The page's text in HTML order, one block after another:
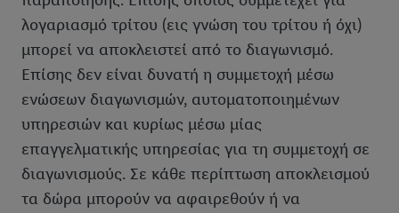
λογαριασμό τρίτου (εις γνώση του τρίτου ή όχι)
μπορεί να αποκλειστεί από το διαγωνισμό.
Επίσης δεν είναι δυνατή η συμμετοχή μέσω
ενώσεων διαγωνισμών, αυτοματοποιημένων
υπηρεσιών και κυρίως μέσω μίας
επαγγελματικής υπηρεσίας για τη συμμετοχή σε
διαγωνισμούς. Σε κάθε περίπτωση αποκλεισμού
τα δώρα μπορούν να αφαιρεθούν ή να